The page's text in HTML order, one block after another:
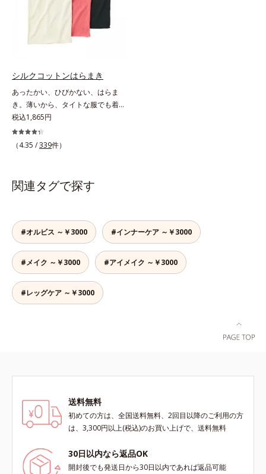
由来のニオイを軽減。飲みやすさに
こだわりました。1日4粒当り55円
と、お手ごろ価格なのも魅力的で
す。忙しい人も、食事が不規則にな
もてるサプリメントです。マルチビ
タミン＆ミネラルで健康な体の基本
をしっかり守りましょう！
シルクコットンはらまき
あったかい、ひびかない、はらま
き。薄いから、タイトな服でも着こ
なしスマート。贅沢なダブル素材
で、薄手なのに驚くほどポカポカ肌
側はシルク100％、表側はコットン
ためこむから、薄手なのに驚くほど
ポカポカ。脇には縫い目がないの
対応します。
税込1,865円
（4.35 /339件）
関連タグで探す
#オルビス ～￥3000 #インナーケア ～￥3000
#メイク ～￥3000 #アイメイク ～￥3000
#レッグケア ～￥3000
送料無料
初めての方は、全国送料無料、2回目以降のご利用の方
は、3,300円以上(税込)のお買い上げで、送料無料
30日以内なら返品OK
開封後でも発送日から30日以内であれば返品可能